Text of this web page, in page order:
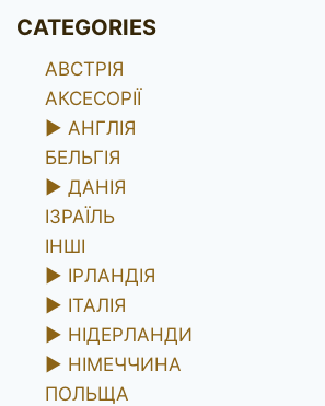
CATEGORIES
АВСТРІЯ
АКСЕСОРІЇ
► АНГЛІЯ
БЕЛЬГІЯ
► ДАНІЯ
ІЗРАЇЛЬ
ІНШІ
► ІРЛАНДІЯ
► ІТАЛІЯ
► НІДЕРЛАНДИ
► НІМЕЧЧИНА
ПОЛЬЩА